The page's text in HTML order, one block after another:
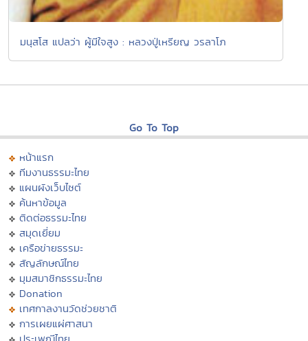
มนุสโส แปลว่า ผู้มีใจสูง : หลวงปู่เหรียญ วรลาโภ
Go To Top
หน้าแรก
ทีมงานธรรมะไทย
แผนผังเว็บไซต์
ค้นหาข้อมูล
ติดต่อธรรมะไทย
สมุดเยี่ยม
เครือข่ายธรรมะ
สัญลักษณ์ไทย
มุมสมาชิกธรรมะไทย
Donation
เทศกาลงานวัดช่วยชาติ
การเผยแผ่ศาสนา